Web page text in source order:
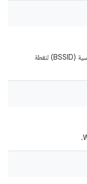
تعرض هذه السمة معرّف مجموعة الخدمات الأساسية (BSSID) لنقطة